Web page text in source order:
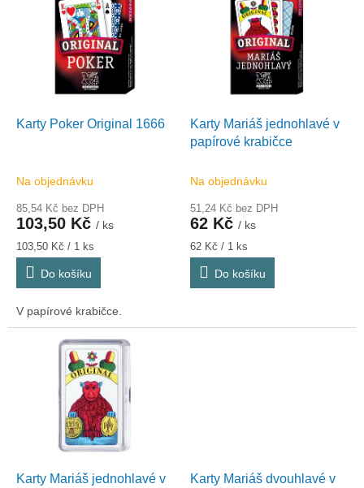
Karty Poker Original 1666
Na objednávku
85,54 Kč bez DPH
103,50 Kč / ks
Měrná
cena:
103,50 Kč / 1 ks
Do košíku
V papírové krabičce.
Karty Mariáš jednohlavé v
papírové krabičce
Na objednávku
51,24 Kč bez DPH
62 Kč / ks
Měrná
cena:
62 Kč / 1 ks
Do košíku
Karty Mariáš jednohlavé v
Karty Mariáš dvouhlavé v